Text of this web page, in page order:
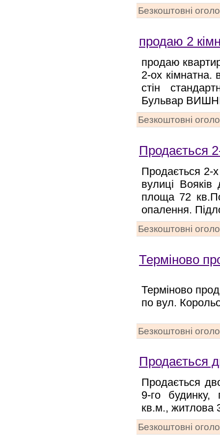
Безкоштовні
продаю 2
продаю
2-ох кімнатна.
стін
Бульвар
Безкоштовні
Продається
Продається 2-
вулиці Вояків
площа 72
опалення.
Безкоштовні
Терміново
Терміново
по вул.
Безкоштовні
Продається
Продається
9-го будинку,
кв.м., житлова
Безкоштовні